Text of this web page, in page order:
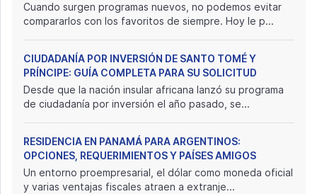
Cuando surgen programas nuevos, no podemos evitar
compararlos con los favoritos de siempre. Hoy le p...
CIUDADANÍA POR INVERSIÓN DE SANTO TOMÉ Y
PRÍNCIPE: GUÍA COMPLETA PARA SU SOLICITUD
Desde que la nación insular africana lanzó su programa
de ciudadanía por inversión el año pasado, se...
RESIDENCIA EN PANAMÁ PARA ARGENTINOS:
OPCIONES, REQUERIMIENTOS Y PAÍSES AMIGOS
Un entorno proempresarial, el dólar como moneda oficial
y varias ventajas fiscales atraen a extranje...